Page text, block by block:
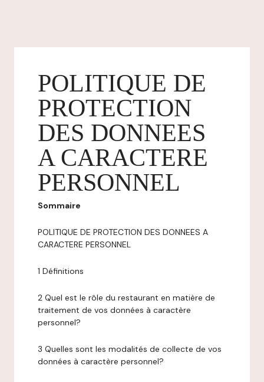
POLITIQUE DE
PROTECTION
DES DONNEES
A CARACTERE
PERSONNEL
Sommaire
POLITIQUE DE PROTECTION DES DONNEES A
CARACTERE PERSONNEL
1 Définitions
2 Quel est le rôle du restaurant en matière de
traitement de vos données à caractère
personnel?
3 Quelles sont les modalités de collecte de vos
données à caractère personnel?